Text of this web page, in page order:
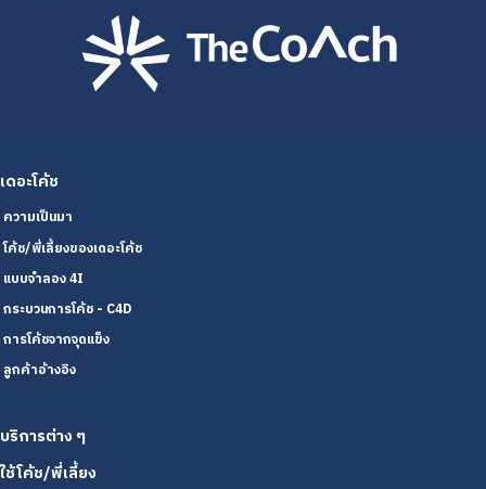
เดอะโค้ช
ความเป็นมา
โค้ช/พี่เลี้ยงของเดอะโค้ช
แบบจำลอง 4I
กระบวนการโค้ช - C4D
การโค้ชจากจุดแข็ง
ลูกค้าอ้างอิง
บริการต่าง ๆ
ใช้โค้ช/พี่เลี้ยง